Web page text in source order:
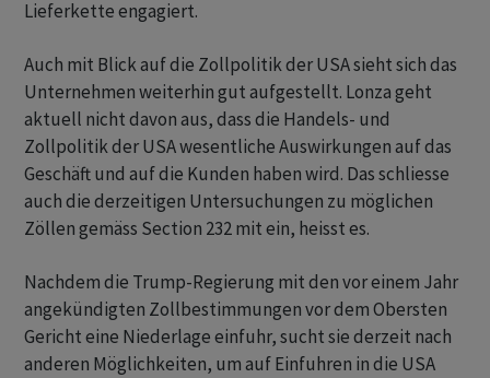
Lieferkette engagiert.
Auch mit Blick auf die Zollpolitik der USA sieht sich das
Unternehmen weiterhin gut aufgestellt. Lonza geht
aktuell nicht davon aus, dass die Handels- und
Zollpolitik der USA wesentliche Auswirkungen auf das
Geschäft und auf die Kunden haben wird. Das schliesse
auch die derzeitigen Untersuchungen zu möglichen
Zöllen gemäss Section 232 mit ein, heisst es.
Nachdem die Trump-Regierung mit den vor einem Jahr
angekündigten Zollbestimmungen vor dem Obersten
Gericht eine Niederlage einfuhr, sucht sie derzeit nach
anderen Möglichkeiten, um auf Einfuhren in die USA